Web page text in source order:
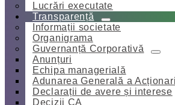
Lucrări executate
Transparență
Informații societate
Organigrama
Guvernanță Corporativă
Anunțuri
Echipa managerială
Adunarea Generală a
Declarații de avere și interese
Decizii CA